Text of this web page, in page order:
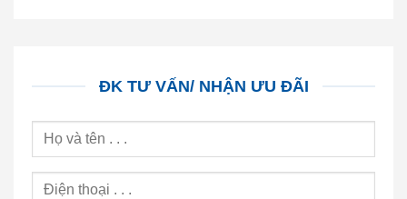
ĐK TƯ VẤN/ NHẬN ƯU ĐÃI